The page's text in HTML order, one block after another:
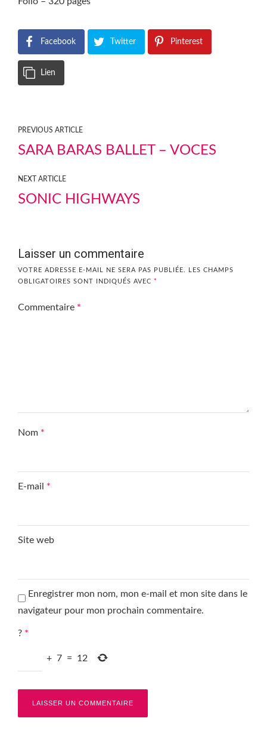
Facebook Twitter Pinterest
Lien
PREVIOUS ARTICLE
SARA BARAS BALLET – VOCES
NEXT ARTICLE
SONIC HIGHWAYS
Laisser un commentaire
VOTRE ADRESSE E-MAIL NE SERA PAS PUBLIÉE.
LES CHAMPS
OBLIGATOIRES SONT INDIQUÉS AVEC *
Commentaire *
Nom *
E-mail *
Site web
Enregistrer mon nom, mon e-mail et mon site dans le
navigateur pour mon prochain commentaire.
? *
+ 7 = 12